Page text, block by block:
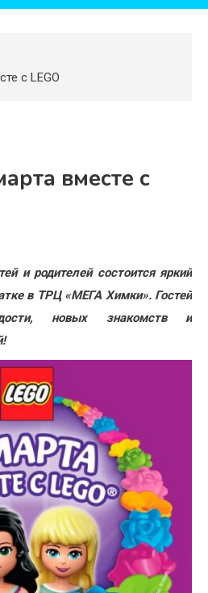
с LEGO
вместе с
и родителей состоится яркий
в ТРЦ «МЕГА Химки». Гостей
новых знакомств и